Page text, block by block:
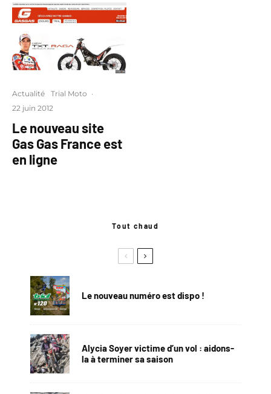
Actualité Trial Moto ·
22 juin 2012
Le nouveau site
Gas Gas France est
en ligne
Tout chaud
Le nouveau numéro est dispo !
Alycia Soyer victime d’un vol : aidons-
la à terminer sa saison